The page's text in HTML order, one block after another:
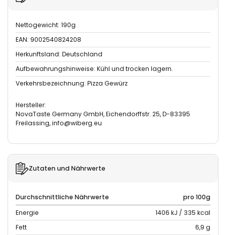
Nettogewicht: 190g
EAN: 9002540824208
Herkunftsland: Deutschland
Aufbewahrungshinweise: Kühl und trocken lagern.
Verkehrsbezeichnung: Pizza Gewürz
Hersteller:
NovaTaste Germany GmbH, Eichendorffstr. 25, D-83395
Freilassing, info@wiberg.eu
Zutaten und Nährwerte
Durchschnittliche Nährwerte
pro 100g
Energie
1406 kJ / 335 kcal
Fett
6,9 g